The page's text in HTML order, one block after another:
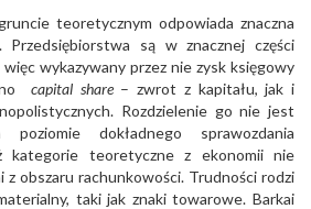
teoretycznym odpowiada znaczna
Przedsiębiorstwa są w znacznej części
więc wykazywany przez nie zysk księgowy
capital share – zwrot z kapitału, jak i
Rozdzielenie go nie jest
dokładnego sprawozdania
kategorie teoretyczne z ekonomii nie
z obszaru rachunkowości. Trudności rodzi
taki jak znaki towarowe. Barkai